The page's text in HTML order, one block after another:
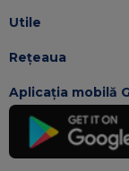
Utile
Rețeaua
Aplicația mobilă